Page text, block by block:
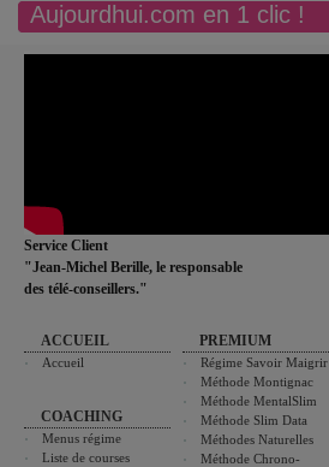
Aujourdhui.com en 1 clic !
Service Client
"Jean-Michel Berille, le responsable
des télé-conseillers."
ACCUEIL
Accueil
COACHING
Menus régime
Liste de courses
PREMIUM
Régime Savoir Maigrir
Méthode Montignac
Méthode MentalSlim
Méthode Slim Data
Méthodes Naturelles
Méthode Chrono-